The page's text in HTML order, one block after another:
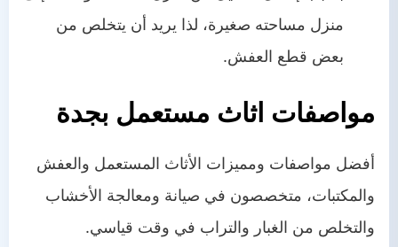
منزل مساحته صغيرة، لذا يريد أن يتخلص من
بعض قطع العفش.
مواصفات اثاث مستعمل بجدة
أفضل مواصفات ومميزات الأثاث المستعمل والعفش
والمكتبات، متخصصون في صيانة ومعالجة الأخشاب
والتخلص من الغبار والتراب في وقت قياسي.